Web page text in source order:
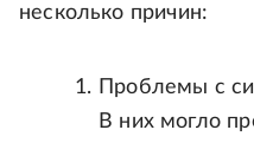
несколько причин:
Проблемы с
В них могло